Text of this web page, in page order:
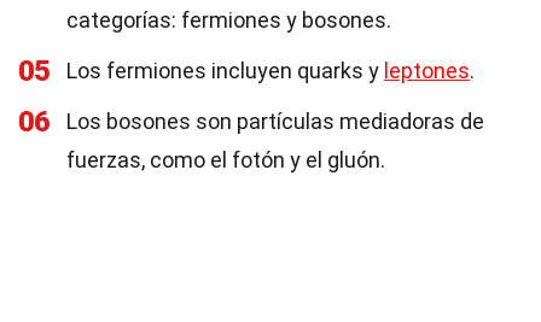
categorías: fermiones y bosones.
05 Los fermiones incluyen quarks y leptones.
06
Los bosones son partículas mediadoras de
fuerzas, como el fotón y el gluón.